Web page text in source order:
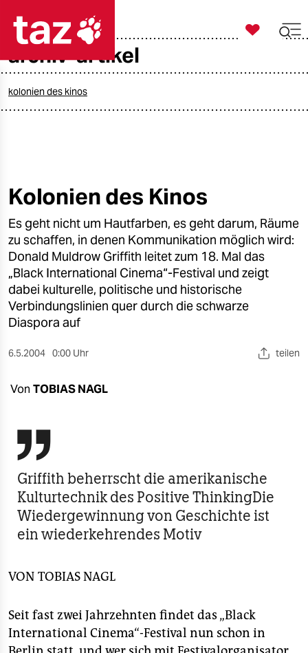
öko
gesellschaft
kultur
sport
berlin
verlag
veranstaltungen
shop
fragen & hilfe
unterstützen
epaper login

taz zahl ich
archiv-artikel
kolonien des kinos
Kolonien des Kinos
Es geht nicht um Hautfarben, es geht darum, Räume
zu schaffen, in denen Kommunikation möglich wird:
Donald Muldrow Griffith leitet zum 18. Mal das
„Black International Cinema“-Festival und zeigt
dabei kulturelle, politische und historische
Verbindungslinien quer durch die schwarze
Diaspora auf
6.5.2004 0:00 Uhr teilen
Von TOBIAS NAGL

Griffith beherrscht die amerikanische
Kulturtechnik des Positive ThinkingDie
Wiedergewinnung von Geschichte ist
ein wiederkehrendes Motiv
VON TOBIAS NAGL
Seit fast zwei Jahrzehnten findet das „Black
International Cinema“-Festival nun schon in